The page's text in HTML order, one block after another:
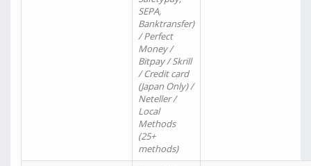
SEPA,
Banktransfer)
/ Perfect
Money /
Bitpay / Skrill
/ Credit card
(Japan Only) /
Neteller /
Local
Methods
(25+
methods)